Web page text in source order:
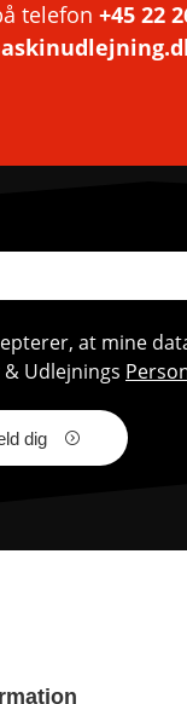
telefon +45 22
at mine
Udlejnings
dig